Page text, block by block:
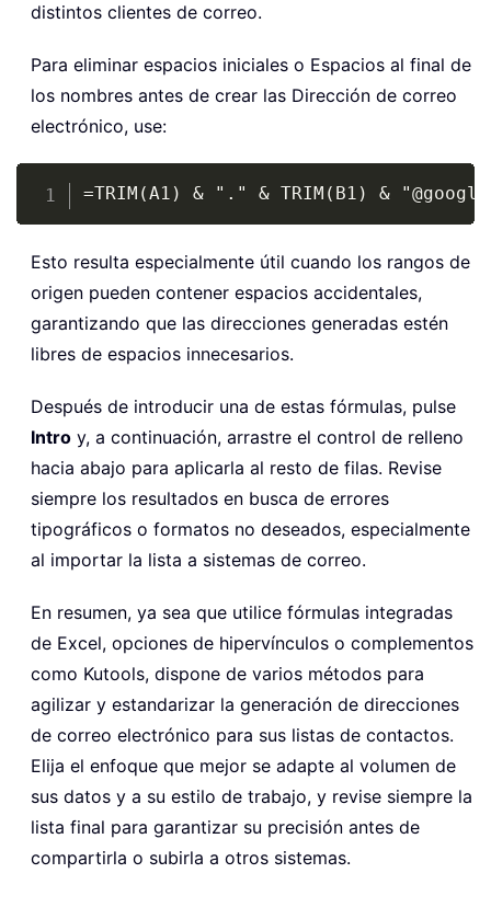
distintos clientes de correo.
Para eliminar espacios iniciales o Espacios al final de
los nombres antes de crear las Dirección de correo
electrónico, use:
=TRIM(A1) & "." & TRIM(B1) & Copy
Esto resulta especialmente útil cuando los rangos de
origen pueden contener espacios accidentales,
garantizando que las direcciones generadas estén
libres de espacios innecesarios.
Después de introducir una de estas fórmulas, pulse
Intro y, a continuación, arrastre el control de relleno
hacia abajo para aplicarla al resto de filas. Revise
siempre los resultados en busca de errores
tipográficos o formatos no deseados, especialmente
al importar la lista a sistemas de correo.
En resumen, ya sea que utilice fórmulas integradas
de Excel, opciones de hipervínculos o complementos
como Kutools, dispone de varios métodos para
agilizar y estandarizar la generación de direcciones
de correo electrónico para sus listas de contactos.
Elija el enfoque que mejor se adapte al volumen de
sus datos y a su estilo de trabajo, y revise siempre la
lista final para garantizar su precisión antes de
compartirla o subirla a otros sistemas.